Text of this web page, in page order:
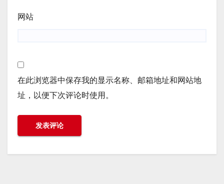
网站
在此浏览器中保存我的显示名称、邮箱地址和网站地
址，以便下次评论时使用。